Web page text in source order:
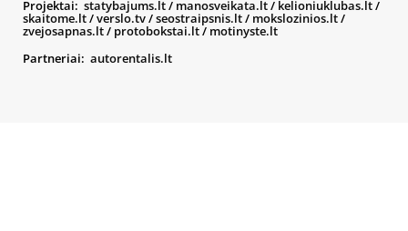
Projektai: statybajums.lt/ manosveikata.lt/ kelioniuklubas.lt/
skaitome.lt/verslo.tv/seostraipsnis.lt/ mokslozinios.lt/
zvejosapnas.lt/ protobokstai.lt/ motinyste.lt
Partneriai: autorentalis.lt